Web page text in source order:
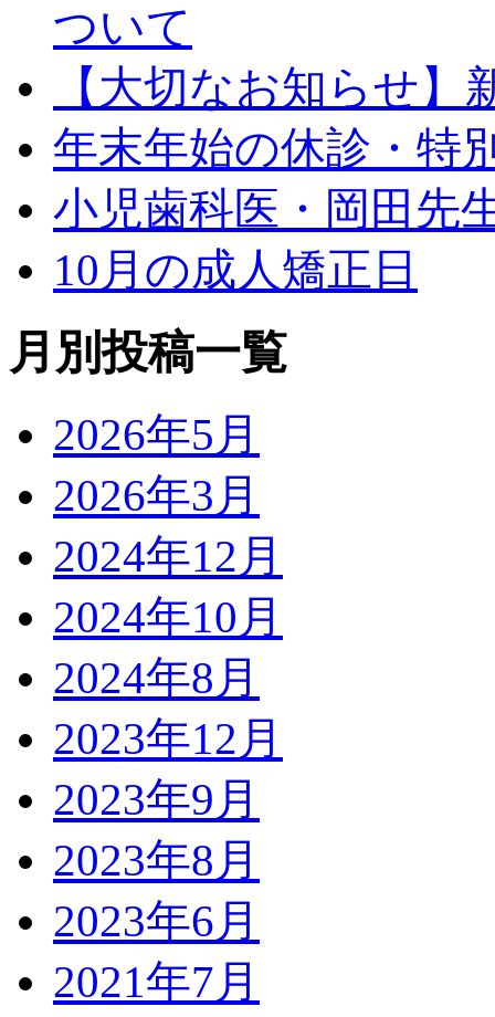
ついて
【大切なお知らせ
年末年始の休診・特
小児歯科医・岡田先
10月の成人矯正日
月別投稿一覧
2026年5月
2026年3月
2024年12月
2024年10月
2024年8月
2023年12月
2023年9月
2023年8月
2023年6月
2021年7月